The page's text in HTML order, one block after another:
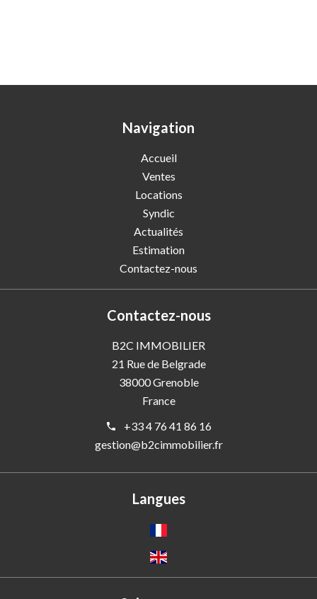
Navigation
Accueil
Ventes
Locations
Syndic
Actualités
Estimation
Contactez-nous
Contactez-nous
B2C IMMOBILIER
21 Rue de Belgrade
38000Grenoble
France
+33 4 76 41 86 16
gestion@b2cimmobilier.fr
Langues